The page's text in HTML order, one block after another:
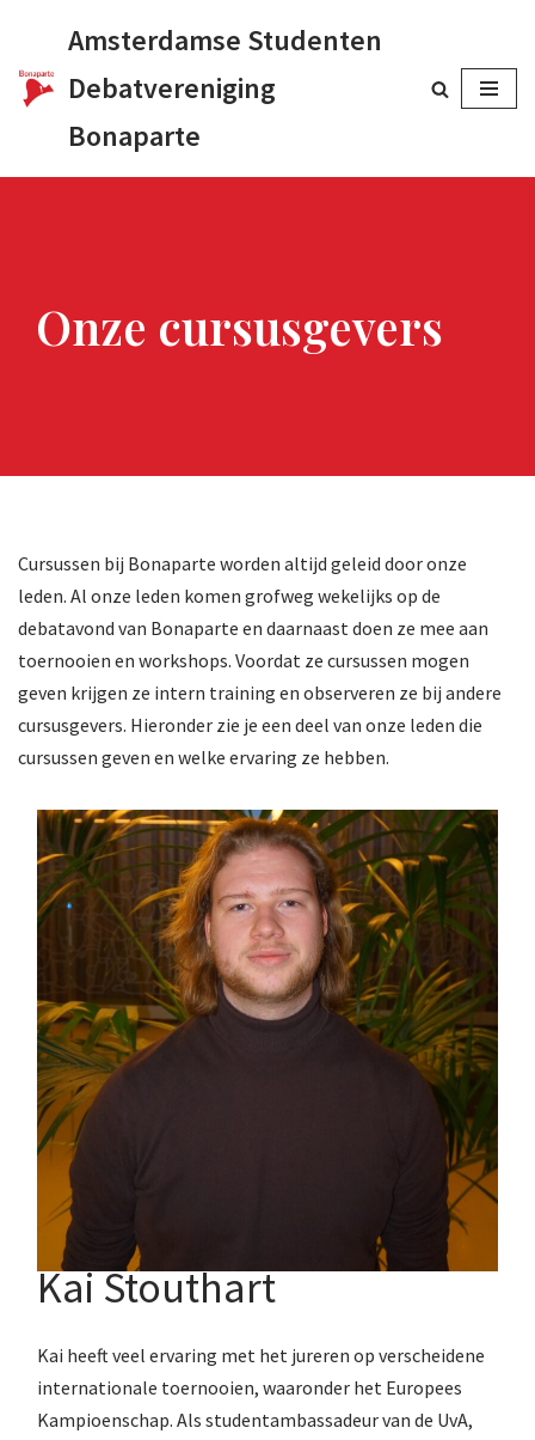
Ga
naar
Amsterdamse Studenten
Debatvereniging
Bonaparte
Onze cursusgevers
Cursussen bij Bonaparte worden altijd geleid door onze
leden. Al onze leden komen grofweg wekelijks op de
debatavond van Bonaparte en daarnaast doen ze mee aan
toernooien en workshops. Voordat ze cursussen mogen
geven krijgen ze intern training en observeren ze bij andere
cursusgevers. Hieronder zie je een deel van onze leden die
cursussen geven en welke ervaring ze hebben.
Kai Stouthart
Kai heeft veel ervaring met het jureren op verscheidene
internationale toernooien, waaronder het Europees
Kampioenschap. Als studentambassadeur van de UvA,